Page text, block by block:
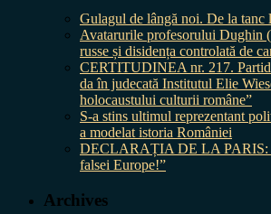
Gulagul de lângă noi. De la tanc
Avatarurile profesorului Dughin
russe și disidența controlată de
CERTITUDINEA nr. 217.
da în judecată Institutul Elie
holocaustului culturii române”
S-a stins ultimul reprezentant
a modelat istoria României
DECLARAȚIA DE LA PARIS:
falsei Europe!”
Archives